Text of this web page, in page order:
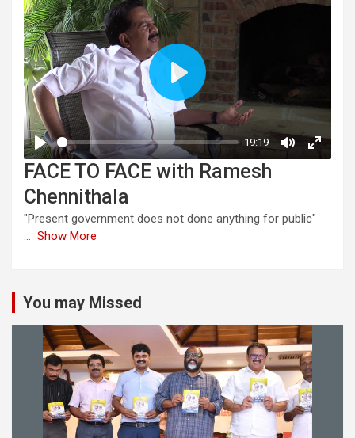
FACE TO FACE with Ramesh
Chennithala
"Present government does not done anything for public"
... Show More
You may Missed